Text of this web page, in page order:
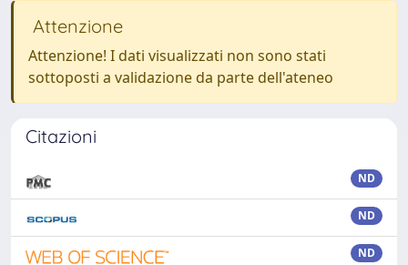
Attenzione
Attenzione! I dati visualizzati non sono stati
sottoposti a validazione da parte dell'ateneo
Citazioni
ND
ND
ND